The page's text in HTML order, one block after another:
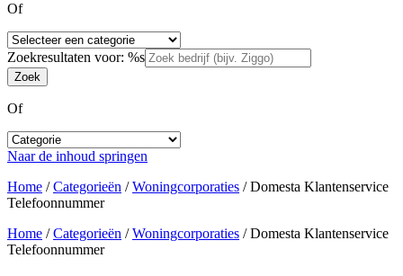
Of
Zoekresultaten voor: %s
Of
Naar de inhoud springen
Home /Categorieën /Woningcorporaties /Domesta Klantenservice
Telefoonnummer
Home /Categorieën /Woningcorporaties /Domesta Klantenservice
Telefoonnummer